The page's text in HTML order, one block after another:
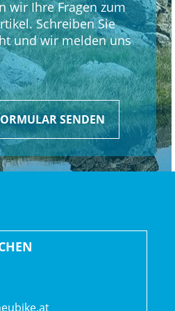
XT M8100, langer Käfig
30 Z., 55 mm Kettenlinie,
10-51 Z., 12fach
M8100
35 mm, 0 Grad, 45 mm
Elite, Schraubklemmung
wir Ihre Fragen zum
Schreiben Sie
und wir melden uns
SENDEN